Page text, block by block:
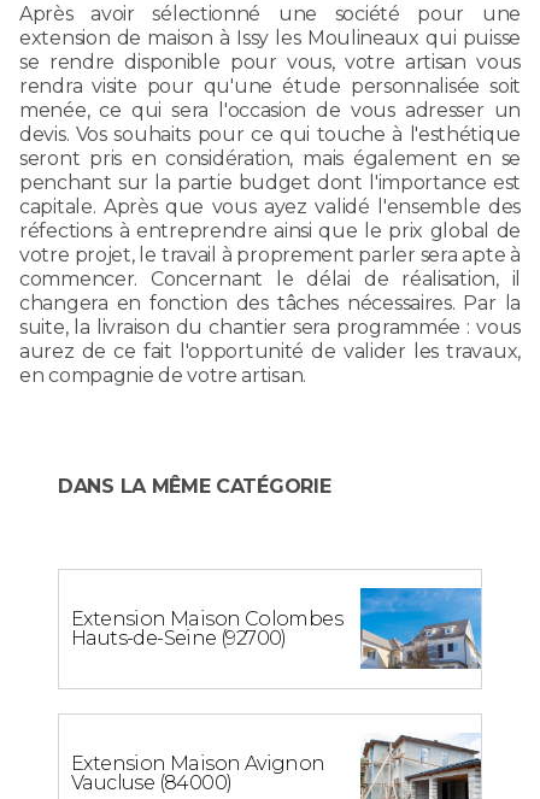
Après avoir sélectionné une société pour une
extension de maison à Issy les Moulineaux qui puisse
se rendre disponible pour vous, votre artisan vous
rendra visite pour qu'une étude personnalisée soit
menée, ce qui sera l'occasion de vous adresser un
devis. Vos souhaits pour ce qui touche à l'esthétique
seront pris en considération, mais également en se
penchant sur la partie budget dont l'importance est
capitale. Après que vous ayez validé l'ensemble des
réfections à entreprendre ainsi que le prix global de
votre projet, le travail à proprement parler sera apte à
commencer. Concernant le délai de réalisation, il
changera en fonction des tâches nécessaires. Par la
suite, la livraison du chantier sera programmée : vous
aurez de ce fait l'opportunité de valider les travaux,
en compagnie de votre artisan.
DANS LA MÊME CATÉGORIE
Extension Maison Colombes
Hauts-de-Seine (92700)
Extension Maison Avignon
Vaucluse (84000)